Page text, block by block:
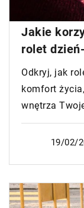
Jakie
rolet
Odkryj, jak
komfort
wnętrza
19/02/